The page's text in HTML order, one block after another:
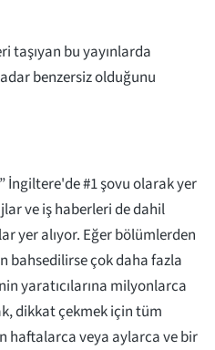
taşıyan bu yayınlarda
benzersiz olduğunu
İngiltere'de #1 şovu olarak yer
ve iş haberleri de dahil
yer alıyor. Eğer bölümlerden
bahsedilirse çok daha fazla
yaratıcılarına milyonlarca
dikkat çekmek için tüm
haftalarca veya aylarca ve bir